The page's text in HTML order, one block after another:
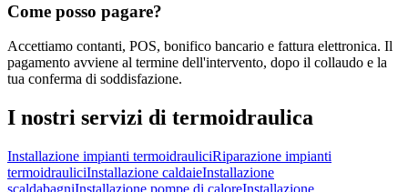
Come posso pagare?
Accettiamo contanti, POS, bonifico bancario e fattura elettronica. Il
pagamento avviene al termine dell'intervento, dopo il collaudo e la
tua conferma di soddisfazione.
I nostri servizi di termoidraulica
Installazione impianti termoidrauliciRiparazione impianti
termoidrauliciInstallazione caldaieInstallazione